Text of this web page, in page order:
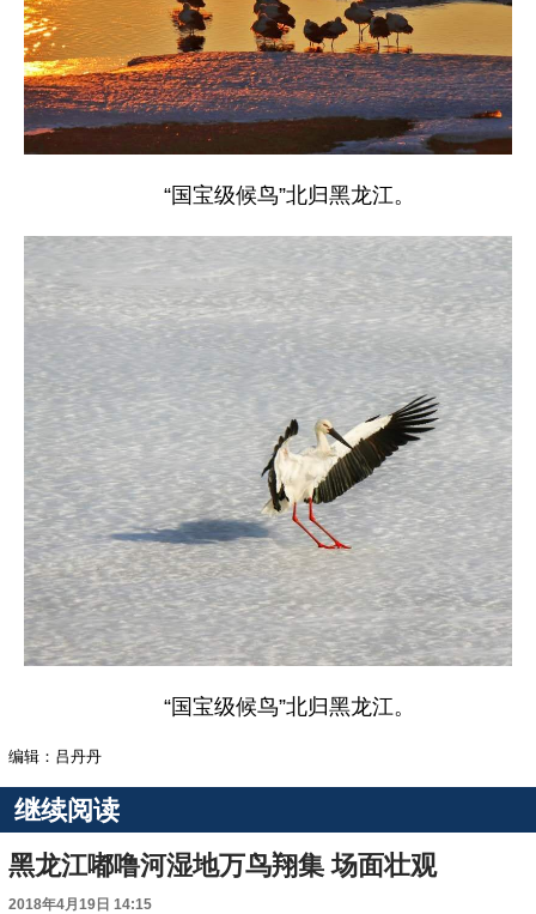
“国宝级候鸟”北归黑龙江。
“国宝级候鸟”北归黑龙江。
编辑：吕丹丹
继续阅读
黑龙江嘟噜河湿地万鸟翔集 场面壮观
2018年4月19日 14:15